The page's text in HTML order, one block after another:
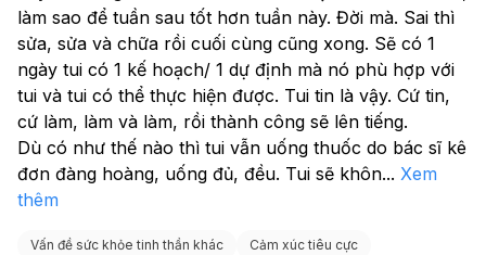
làm sao để tuần sau tốt hơn tuần này. Đời mà. Sai thì
sửa, sửa và chữa rồi cuối cùng cũng xong. Sẽ có 1
ngày tui có 1 kế hoạch/ 1 dự định mà nó phù hợp với
tui và tui có thể thực hiện được. Tui tin là vậy. Cứ tin,
cứ làm, làm và làm, rồi thành công sẽ lên tiếng.
Dù có như thế nào thì tui vẫn uống thuốc do bác sĩ kê
đơn đàng hoàng, uống đủ, đều. Tui sẽ khôn... Xem
thêm
Vấn đề sức khỏe tinh thần khác
Cảm xúc tiêu cực